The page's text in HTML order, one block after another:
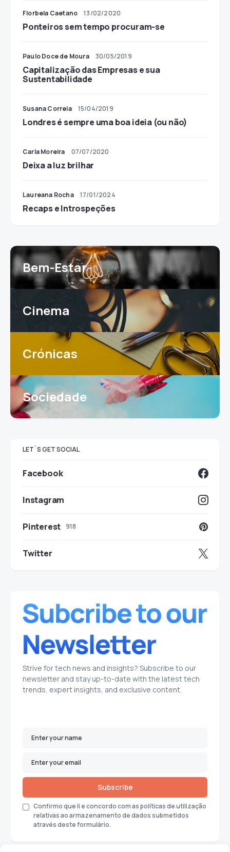
Florbela Caetano 13/02/2020
Ponteiros sem tempo procuram-se
Paulo Doce de Moura 30/05/2019
Capitalização das Empresas e sua
Sustentabilidade
Susana Correia 15/04/2019
Londres é sempre uma boa ideia (ou não)
Carla Moreira 07/07/2020
Deixa a luz brilhar
Laureana Rocha 17/01/2024
Recaps e Introspeções
Bem-Estar
Cinema
Crónicas
Sociedade
LET`S GET SOCIAL
Facebook
Instagram
Pinterest 918
Twitter
Strive for tech news and insights? Subscribe to our
newsletter and stay up-to-date with the latest tech
trends, expert insights, and exclusive content.
Subscribe
Confirmo que li e concordo com as políticas de utilização
relativas ao armazenamento de dados submetidos
através deste formulário.